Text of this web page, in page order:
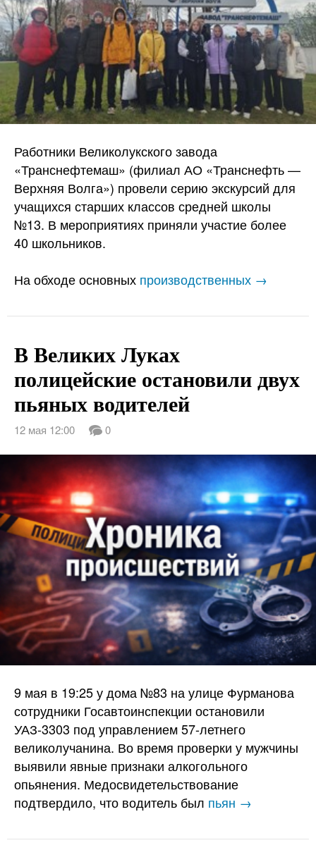
Работники Великолукского завода
«Транснефтемаш» (филиал АО «Транснефть —
Верхняя Волга») провели серию экскурсий для
учащихся старших классов средней школы
№13. В мероприятиях приняли участие более
40 школьников.
На обходе основных производственных →
В Великих Луках
полицейские остановили двух
пьяных водителей
12 мая 12:00 0
9 мая в 19:25 у дома №83 на улице Фурманова
сотрудники Госавтоинспекции остановили
УАЗ-3303 под управлением 57-летнего
великолучанина. Во время проверки у мужчины
выявили явные признаки алкогольного
опьянения. Медосвидетельствование
подтвердило, что водитель был пьян →